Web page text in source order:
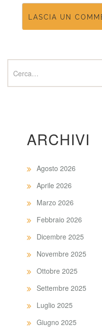
ARCHIVI
Agosto 2026
Aprile 2026
Marzo 2026
Febbraio 2026
Dicembre 2025
Novembre 2025
Ottobre 2025
Settembre 2025
Luglio 2025
Giugno 2025